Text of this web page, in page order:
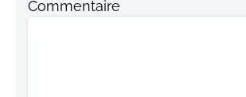
Commentaire